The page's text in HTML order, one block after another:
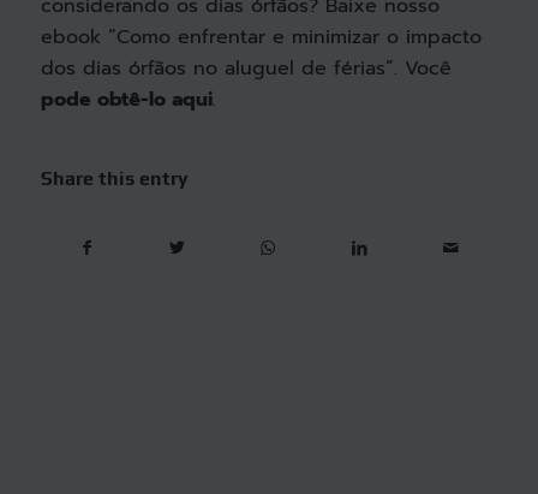
considerando os dias órfãos? Baixe nosso
ebook “Como enfrentar e minimizar o impacto
dos dias órfãos no aluguel de férias”. Você
pode obtê-lo aqui.
Share this entry